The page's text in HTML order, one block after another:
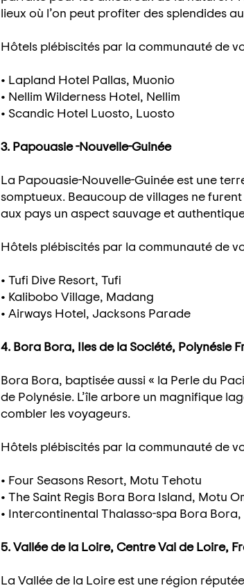
lieux où l’on peut profiter des splendides
Hôtels plébiscités par la communauté de
• Lapland Hotel Pallas, Muonio
• Nellim Wilderness Hotel, Nellim
• Scandic Hotel Luosto, Luosto
3. Papouasie -Nouvelle-Guinée
La Papouasie-Nouvelle-Guinée est une
somptueux. Beaucoup de villages ne
aux pays un aspect sauvage et
Hôtels plébiscités par la communauté de
• Tufi Dive Resort, Tufi
• Kalibobo Village, Madang
• Airways Hotel, Jacksons Parade
4. Bora Bora, Iles de la Société, Polynésie
Bora Bora, baptisée aussi « la Perle du
de Polynésie. L’île arbore un magnifique
combler les voyageurs.
Hôtels plébiscités par la communauté de
• Four Seasons Resort, Motu Tehotu
• The Saint Regis Bora Bora Island, Motu
• Intercontinental Thalasso-spa Bora
5. Vallée de la Loire, Centre Val de Loire,
La Vallée de la Loire est une région